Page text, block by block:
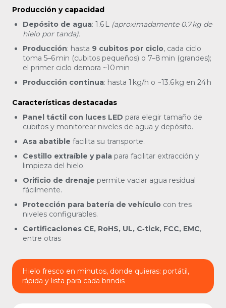
Producción y capacidad
Depósito de agua: 1.6 L (aproximadamente 0.7 kg de
hielo por tanda).
Producción: hasta 9 cubitos por ciclo, cada ciclo
toma 5–6 min (cubitos pequeños) o 7–8 min (grandes);
el primer ciclo demora ~10 min
Producción continua: hasta 1 kg/h o ~13.6 kg en 24 h
Características destacadas
Panel táctil con luces LED para elegir tamaño de
cubitos y monitorear niveles de agua y depósito.
Asa abatible facilita su transporte.
Cestillo extraíble y pala para facilitar extracción y
limpieza del hielo.
Orificio de drenaje permite vaciar agua residual
fácilmente.
Protección para batería de vehículo con tres
niveles configurables.
Certificaciones CE, RoHS, UL, C‑tick, FCC, EMC,
entre otras
Hielo fresco en minutos, donde quieras: portátil,
rápida y lista para cada brindis